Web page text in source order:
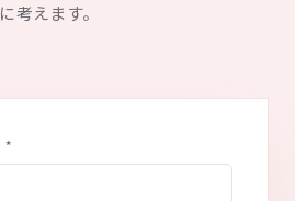
に考えます。
*